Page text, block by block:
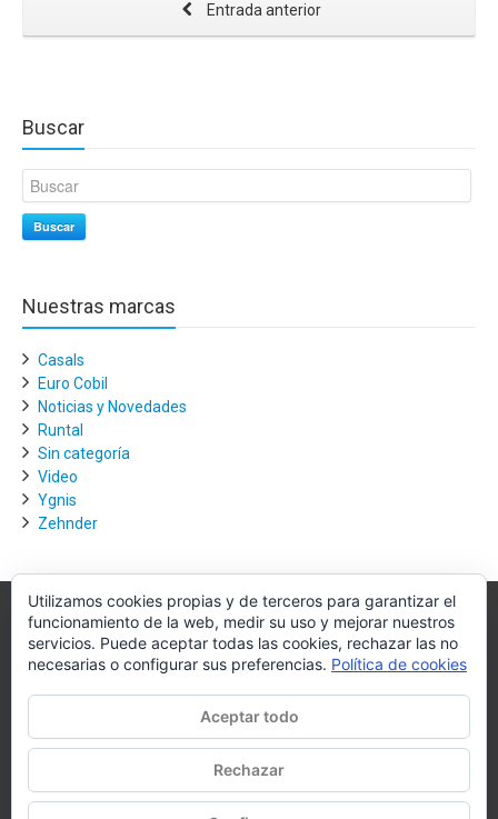
Entrada anterior
Buscar
Buscar
Nuestras marcas
Casals
Euro Cobil
Noticias y Novedades
Runtal
Sin categoría
Video
Ygnis
Zehnder
Villagra.es
mercado de la climatización y edificación.
Nuestro objetivo es conseguir la mejor instalación posible, la más
óptima, la de mejor calidad y la que de al usuario final la mejor
experiencia y calidad de vida.
Utilizamos cookies propias y de terceros para garantizar el
funcionamiento de la web, medir su uso y mejorar nuestros
servicios. Puede aceptar todas las cookies, rechazar las no
necesarias o configurar sus preferencias. Política de cookies
Aceptar todo
Rechazar